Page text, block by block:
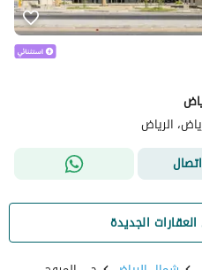
اتصال
الجديدة